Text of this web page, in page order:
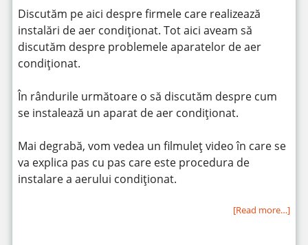
Discutăm pe aici despre firmele care realizează
instalări de aer condiționat. Tot aici aveam să
discutăm despre problemele aparatelor de aer
condiționat.
În rândurile următoare o să discutăm despre cum
se instalează un aparat de aer condiționat.
Mai degrabă, vom vedea un filmuleț video în care se
va explica pas cu pas care este procedura de
instalare a aerului condiționat.
[Read more…]